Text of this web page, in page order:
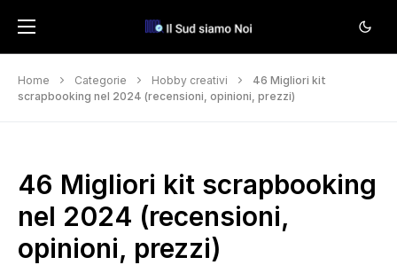
Home Categorie Hobby creativi
46 Migliori kit
scrapbooking nel 2024 (recensioni, opinioni, prezzi)
46 Migliori kit scrapbooking
nel 2024 (recensioni,
opinioni, prezzi)